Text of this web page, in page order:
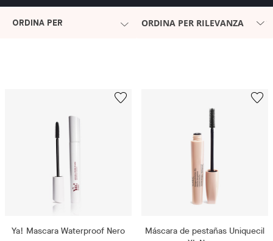
ORDINA PER ORDINA PER RILEVANZA
Ya! Mascara Waterproof Nero
Máscara de pestañas Uniquecil